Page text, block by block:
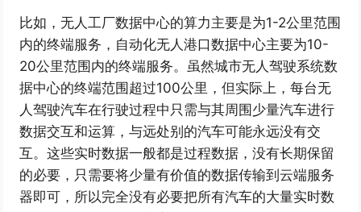
比如，无人工厂数据中心的算力主要是为1-2公里范围
内的终端服务，自动化无人港口数据中心主要为10-
20公里范围内的终端服务。虽然城市无人驾驶系统数
据中心的终端范围超过100公里，但实际上，每台无
人驾驶汽车在行驶过程中只需与其周围少量汽车进行
数据交互和运算，与远处别的汽车可能永远没有交
互。这些实时数据一般都是过程数据，没有长期保留
的必要，只需要将少量有价值的数据传输到云端服务
器即可，所以完全没有必要把所有汽车的大量实时数